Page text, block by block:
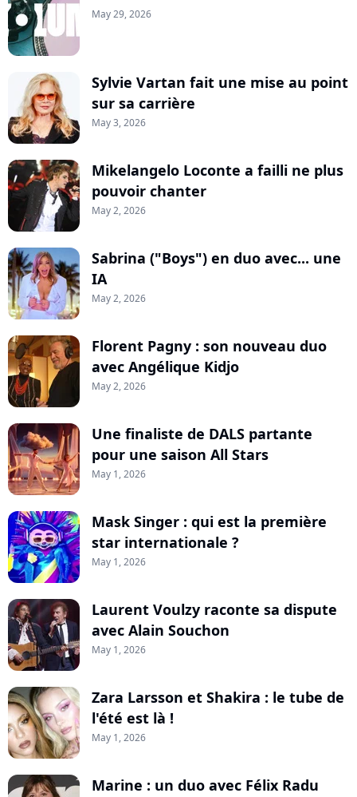
May 29, 2026
Sylvie Vartan fait une mise au point
sur sa carrière
May 3, 2026
Mikelangelo Loconte a failli ne plus
pouvoir chanter
May 2, 2026
Sabrina ("Boys") en duo avec... une
IA
May 2, 2026
Florent Pagny : son nouveau duo
avec Angélique Kidjo
May 2, 2026
Une finaliste de DALS partante
pour une saison All Stars
May 1, 2026
Mask Singer : qui est la première
star internationale ?
May 1, 2026
Laurent Voulzy raconte sa dispute
avec Alain Souchon
May 1, 2026
Zara Larsson et Shakira : le tube de
l'été est là !
May 1, 2026
Marine : un duo avec Félix Radu